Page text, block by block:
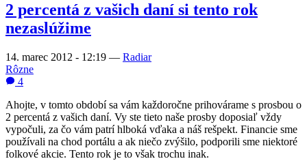
2 percentá z vašich daní si tento rok
nezaslúžime
14. marec 2012 - 12:19 — Radiar
Rôzne
4
Ahojte, v tomto období sa vám každoročne prihovárame s prosbou o
2 percentá z vašich daní. Vy ste tieto naše prosby doposiaľ vždy
vypočuli, za čo vám patrí hlboká vďaka a náš rešpekt. Financie sme
používali na chod portálu a ak niečo zvýšilo, podporili sme niektoré
folkové akcie. Tento rok je to však trochu inak.